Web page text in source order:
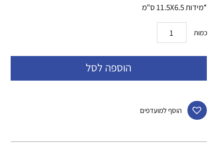
*מידות 11.5X6.5 ס"מ
כמות
הוספה לסל
הוסף למועדפים